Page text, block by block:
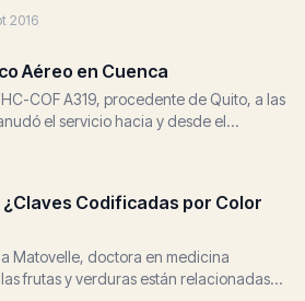
Cheryl...
2016
Aéreo en Cuenca
COF A319, procedente de Quito, a las
el servicio hacia y desde el
en Cuenca. Las operaciones en...
Codificadas por Color
Matovelle, doctora en medicina
frutas y verduras están relacionadas